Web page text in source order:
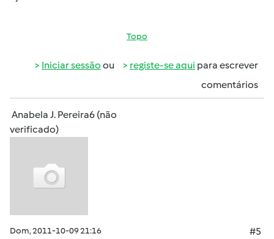
Topo
Iniciar sessão ou registe-se aqui para escrever
comentários
Anabela J. Pereira6 (não
verificado)
Dom, 2011-10-09 21:16
#5